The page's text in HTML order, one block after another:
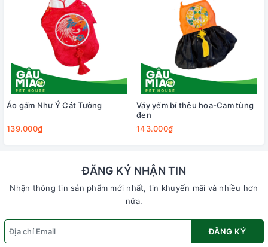
Áo gấm Như Ý Cát Tường
139.000₫
Váy yếm bí thêu hoa-Cam tùng
đen
143.000₫
ĐĂNG KÝ NHẬN TIN
Nhận thông tin sản phẩm mới nhất, tin khuyến mãi và nhiều hơn
nữa.
ĐĂNG KÝ